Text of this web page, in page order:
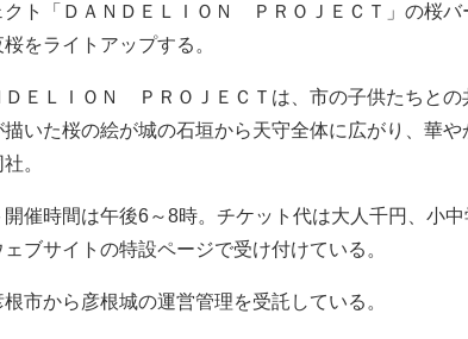
クト「ＤＡＮＤＥＬＩＯＮ ＰＲＯＪＥＣＴ」の桜
をライトアップする。
ＥＬＩＯＮ ＰＲＯＪＥＣＴは、市の子供たちとの
いた桜の絵が城の石垣から天守全体に広がり、華
。
催時間は午後6～8時。チケット代は大人千円、小
ブサイトの特設ページで受け付けている。
市から彦根城の運営管理を受託している。